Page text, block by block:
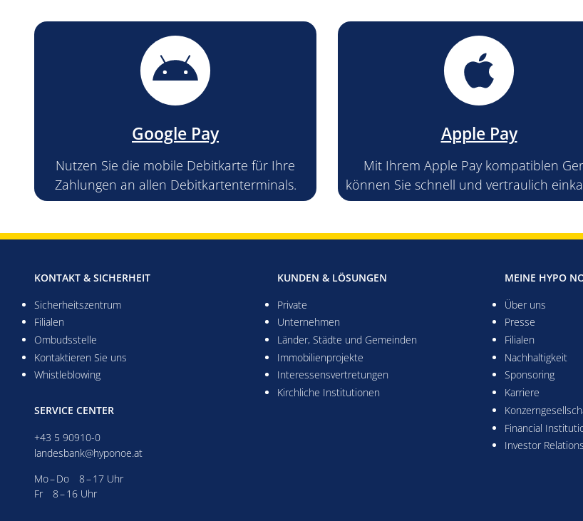
Google Pay
Nutzen Sie die mobile Debitkarte für Ihre
Zahlungen an allen Debitkartenterminals.
Apple Pay
Mit Ihrem Apple Pay kompatiblen
können Sie schnell und vertraulich
KONTAKT & SICHERHEIT
Sicherheitszentrum
Filialen
Ombudsstelle
Kontaktieren Sie uns
Whistleblowing
SERVICE CENTER
+43 5 90910-0
landesbank@hyponoe.at
Montag bis Donnerstag acht bis 17 Uhr
Mo – Do 8 – 17 Uhr
Freitag acht bis 16 Uhr
Fr 8 – 16 Uhr
KUNDEN & LÖSUNGEN
Private
Unternehmen
Länder, Städte und Gemeinden
Immobilienprojekte
Interessensvertretungen
Kirchliche Institutionen
MEINE HYPO
Über uns
Presse
Filialen
Nachhaltigkeit
Sponsoring
Karriere
Financial
Investor Relations